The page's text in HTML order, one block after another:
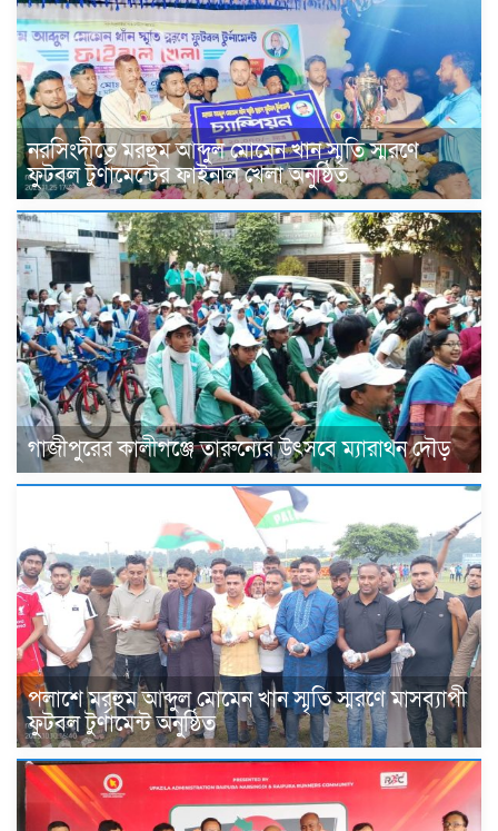
নরসিংদীতে মরহুম আব্দুল মোমেন খান স্মৃতি স্মরণে
ফুটবল টুর্ণামেন্টের ফাইনাল খেলা অনুষ্ঠিত
গাজীপুরের কালীগঞ্জে তারুন্যের উৎসবে ম্যারাথন দৌড়
পলাশে মরহুম আব্দুল মোমেন খান স্মৃতি স্মরণে মাসব্যাপী
ফুটবল টুর্ণামেন্ট অনুষ্ঠিত